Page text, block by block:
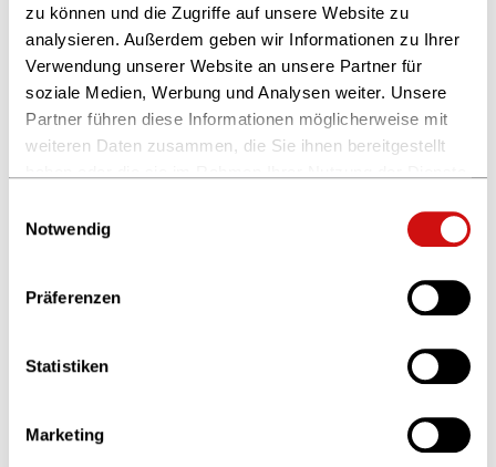
zu können und die Zugriffe auf unsere Website zu
analysieren. Außerdem geben wir Informationen zu Ihrer
Verwendung unserer Website an unsere Partner für
soziale Medien, Werbung und Analysen weiter. Unsere
Partner führen diese Informationen möglicherweise mit
weiteren Daten zusammen, die Sie ihnen bereitgestellt
Weitere Informationen finden Sie in unserer
Notwendig
Präferenzen
Statistiken
Marketing
Anmeldung zum Presseverteiler